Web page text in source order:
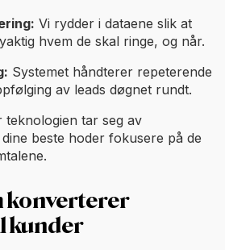
Vi rydder i dataene slik at
hvem de skal ringe, og når.
Systemet håndterer repeterende
av leads døgnet rundt.
teknologien tar seg av
beste hoder fokusere på de
konverterer
kunder